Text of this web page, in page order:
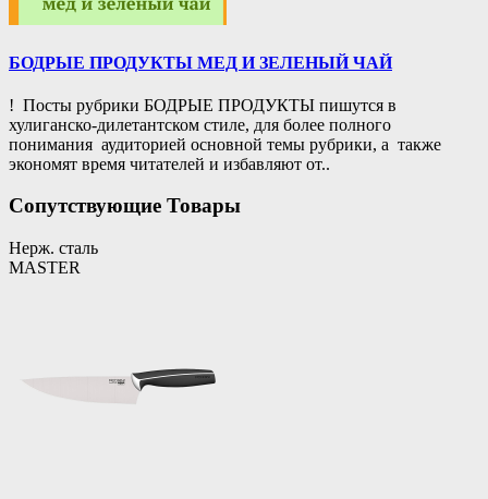
БОДРЫЕ ПРОДУКТЫ МЕД И ЗЕЛЕНЫЙ ЧАЙ
! Посты рубрики БОДРЫЕ ПРОДУКТЫ пишутся в
хулиганско-дилетантском стиле, для более полного
понимания аудиторией основной темы рубрики, а также
экономят время читателей и избавляют от..
Сопутствующие Товары
Нерж. сталь
MASTER